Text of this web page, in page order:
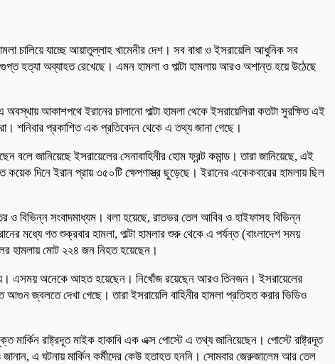
চালিয়ে যাচ্ছে আয়াতুল্লাহ খামেনীর দেশ। সব বাধা ও ইসরায়েলি আধুনিক সব
গুপ্ত হত্যা অব্যাহত রেখেছে। এমন হামলা ও পাল্টা হামলায় আরও অশান্ত হয়ে উঠেছে
আকাশপথে ইরানের চালানো পাল্টা হামলা থেকে ইসরায়েলিরা কতটা সুরক্ষিত এই
শনিবার প্রকাশিত এক প্রতিবেদন থেকে এ তথ্য জানা গেছে।
বলে জানিয়েছে ইসরায়েলের সেনাবাহিনীর হোম ফ্রন্ট কমান্ড। তারা জানিয়েছে, এই
দিনে ইরান প্রায় ৩৫০টি ক্ষেপণাস্ত্র ছুড়েছে। ইরানের একেকবারের হামলায় ছিল
ও বিভিন্ন সংবাদমাধ্যম। বলা হয়েছে, রাতভর তেল আবিব ও হাইফাসহ বিভিন্ন
মধ্যে গত শুক্রবার হামলা, পাল্টা হামলার শুরু থেকে এ পর্যন্ত (বাংলাদেশ সময়
হামলায় মোট ২২৪ জন নিহত হয়েছেন।
যায়। এসময় অনেকে আহত হয়েছেন। নিখোঁজ রয়েছেন আরও তিনজন। ইসরায়েলের
আগুন জ্বলতে দেখা গেছে। তারা ইসরায়েলি বাহিনীর হামলা প্রতিহত করার ভিডিও
মার্কিন রাষ্ট্রদূত মাইক হাকাবি এক এক্স পোস্টে এ তথ্য জানিয়েছেন। পোস্টে রাষ্ট্রদূত
জানান, এ ঘটনায় মার্কিন কর্মীদের কেউ হতাহত হননি। সোমবার জেরুজালেম আর তেল